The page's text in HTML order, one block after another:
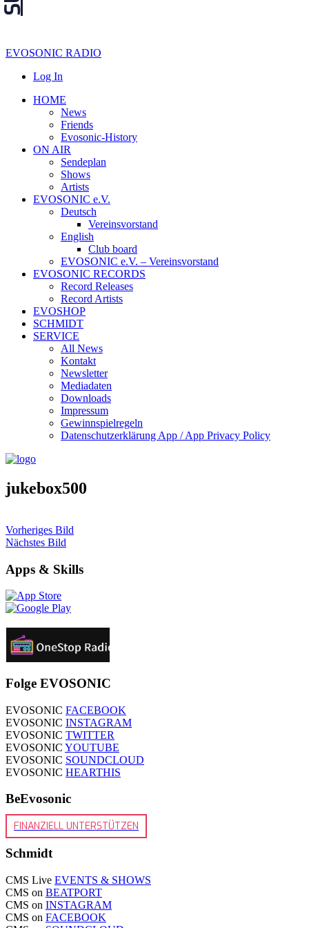
EVOSONIC RADIO
Log In
HOME
News
Friends
Evosonic-History
ON AIR
Sendeplan
Shows
Artists
EVOSONIC e.V.
Deutsch
Vereinsvorstand
English
Club board
EVOSONIC e.V. ‒ Vereinsvorstand
EVOSONIC RECORDS
Record Releases
Record Artists
EVOSHOP
SCHMIDT
SERVICE
All News
Kontakt
Newsletter
Mediadaten
Downloads
Impressum
Gewinnspielregeln
Datenschutzerklärung App / App Privacy Policy
jukebox500
Vorheriges Bild
Nächstes Bild
Apps & Skills
Folge EVOSONIC
EVOSONIC FACEBOOK
EVOSONIC INSTAGRAM
EVOSONIC TWITTER
EVOSONIC YOUTUBE
EVOSONIC SOUNDCLOUD
EVOSONIC HEARTHIS
BeEvosonic
FINANZIELL UNTERSTÜTZEN
Schmidt
CMS Live EVENTS & SHOWS
CMS on BEATPORT
CMS on INSTAGRAM
CMS on FACEBOOK